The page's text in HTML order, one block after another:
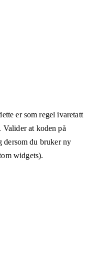
er som regel ivaretatt
at koden på
dersom du bruker ny
widgets).